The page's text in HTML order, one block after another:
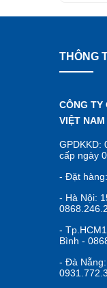
THÔNG
CÔNG TY
VIỆT NAM
GPDKKD:
cấp ngày
- Đặt
- Hà Nội:
-
Bình -
- Đà